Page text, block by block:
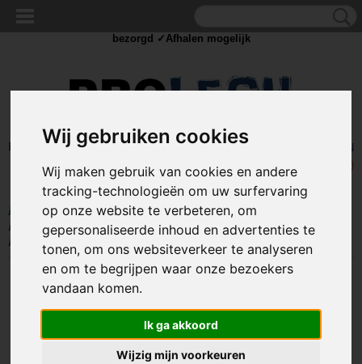
Wij gebruiken cookies
Wij maken gebruik van cookies en andere
tracking-technologieën om uw surfervaring
op onze website te verbeteren, om
gepersonaliseerde inhoud en advertenties te
tonen, om ons websiteverkeer te analyseren
en om te begrijpen waar onze bezoekers
vandaan komen.
Ik ga akkoord
Wijzig mijn voorkeuren
Inloggen Registreren
UW WINKELWAGEN
Geen producten
(0)
Home >IJZERWAREN>SLANGKLEMMEN> SLANGKLEMMEN
EURO
>SLANGKLEM W2 EURO>RVS slangklem 16 - 27mm - (W2
EURO)
bezorgd ✓Afhalen mogelijk